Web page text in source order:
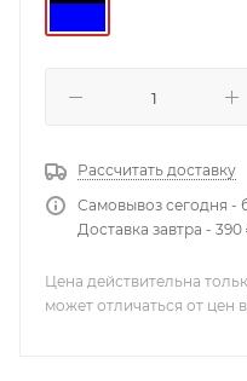
Рассчитать доставку
Самовывоз сегодня -
Доставка завтра - 390
Цена действительна
может отличаться от цен